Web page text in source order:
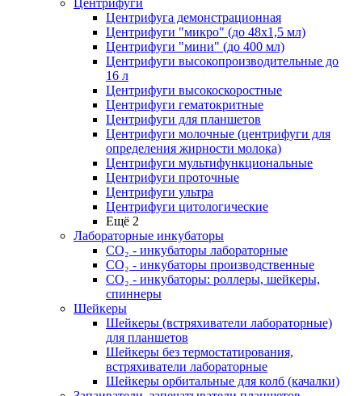
Центрифуги
Центрифуга демонстрационная
Центрифуги "микро" (до 48x1,5 мл)
Центрифуги "мини" (до 400 мл)
Центрифуги высокопроизводительные до
16 л
Центрифуги высокоскоростные
Центрифуги гематокритные
Центрифуги для планшетов
Центрифуги молочные (центрифуги для
определения жирности молока)
Центрифуги мультифункциональные
Центрифуги проточные
Центрифуги ультра
Центрифуги цитологические
Ещё 2
Лабораторные инкубаторы
СО₂ - инкубаторы лабораторные
СО₂ - инкубаторы производственные
СО₂ - инкубаторы: роллеры, шейкеры,
спиннеры
Шейкеры
Шейкеры (встряхиватели лабораторные)
для планшетов
Шейкеры без термостатирования,
встряхиватели лабораторные
Шейкеры орбитальные для колб (качалки)